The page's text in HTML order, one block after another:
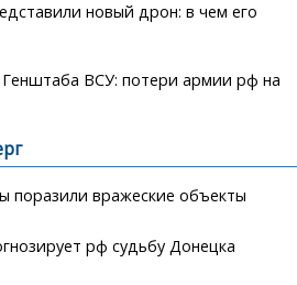
новый дрон: в чем его
ВСУ: потери армии рф на
поразили вражеские объекты
рф судьбу Донецка